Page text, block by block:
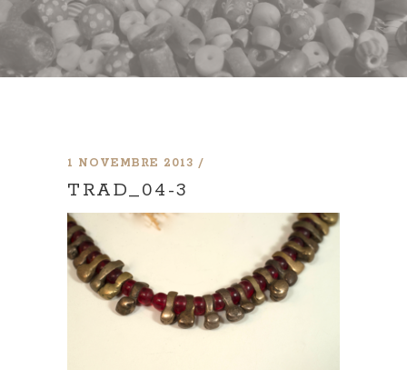
1 NOVEMBRE 2013
TRAD_04-3